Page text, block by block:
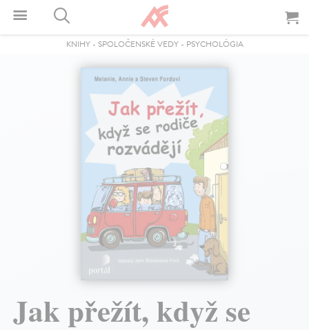
KNIHY- SPOLOČENSKÉ VEDY- PSYCHOLÓGIA
Jak přežít, když se